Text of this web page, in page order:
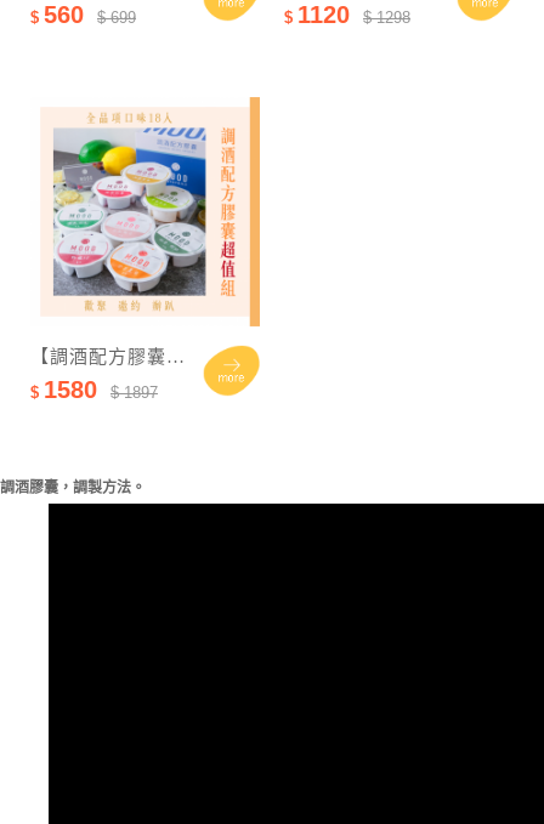
$ 560 $ 699 $ 1120 $ 1298
【調酒配方膠囊綜合/任選18入組】
$ 1580 $ 1897
調酒膠囊，調製方法。